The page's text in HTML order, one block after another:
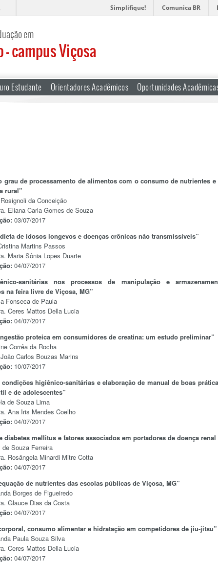
Simplifique! Comunica BR
em
campus Viçosa
Estudante Orientadores Acadêmicos Oportunidades
grau de processamento de alimentos com o consumo de nutrientes
rural”
da Conceição
Eliana Carla Gomes de Souza
03/07/2017
de idosos longevos e doenças crônicas não transmissíveis”
Martins Passos
Maria Sônia Lopes Duarte
04/07/2017
sanitárias nos processos de manipulação e
na feira livre de Viçosa, MG”
Fonseca de Paula
Ceres Mattos Della Lucia
04/07/2017
proteica em consumidores de creatina: um estudo preliminar”
Corrêa da Rocha
Carlos Bouzas Marins
10/07/2017
condições higiênico-sanitárias e elaboração de manual de boas
e de adolescentes”
de Souza Lima
Ana Iris Mendes Coelho
04/07/2017
diabetes mellitus e fatores associados em portadores de doença renal
de Souza Ferreira
Rosângela Minardi Mitre Cotta
04/07/2017
de nutrientes das escolas públicas de Viçosa, MG”
Borges de Figueiredo
Glauce Dias da Costa
04/07/2017
consumo alimentar e hidratação em competidores de jiu-jitsu”
Paula Souza Silva
Ceres Mattos Della Lucia
04/07/2017